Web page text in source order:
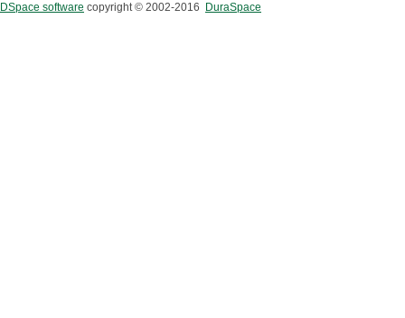
DSpace software copyright © 2002-2016 DuraSpace